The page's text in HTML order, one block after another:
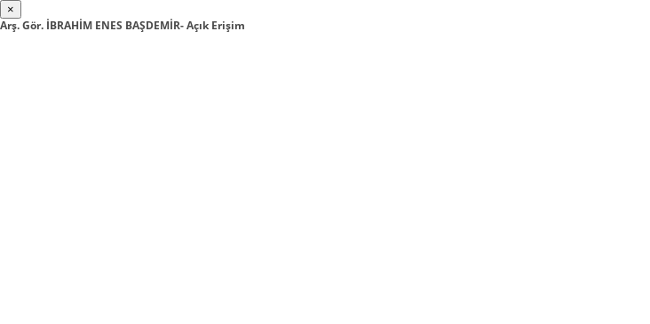
×
Arş. Gör. İBRAHİM ENES BAŞDEMİR- Açık Erişim